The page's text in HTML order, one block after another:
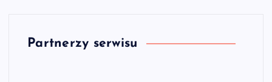
Partnerzy serwisu